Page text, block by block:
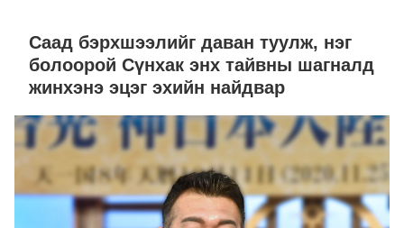
Саад бэрхшээлийг даван туулж, нэг
болоорой Сүнхак энх тайвны шагналд
жинхэнэ эцэг эхийн найдвар